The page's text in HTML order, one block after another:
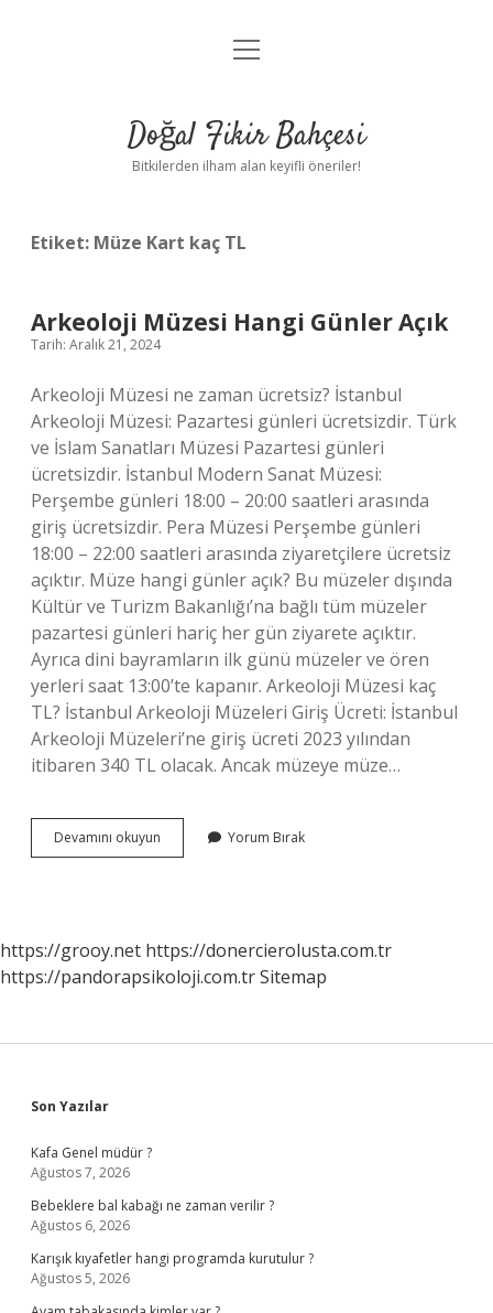
Anasayfa
Yasal Uyarı
menüyü
Doğal Fikir Bahçesi
Bitkilerden ilham alan keyifli öneriler!
Etiket: Müze Kart kaç TL
Arkeoloji Müzesi Hangi Günler Açık
Tarih: Aralık 21, 2024
Arkeoloji Müzesi ne zaman ücretsiz? İstanbul
Arkeoloji Müzesi: Pazartesi günleri ücretsizdir. Türk
ve İslam Sanatları Müzesi Pazartesi günleri
ücretsizdir. İstanbul Modern Sanat Müzesi:
Perşembe günleri 18:00 – 20:00 saatleri arasında
giriş ücretsizdir. Pera Müzesi Perşembe günleri
18:00 – 22:00 saatleri arasında ziyaretçilere ücretsiz
açıktır. Müze hangi günler açık? Bu müzeler dışında
Kültür ve Turizm Bakanlığı’na bağlı tüm müzeler
pazartesi günleri hariç her gün ziyarete açıktır.
Ayrıca dini bayramların ilk günü müzeler ve ören
yerleri saat 13:00’te kapanır. Arkeoloji Müzesi kaç
TL? İstanbul Arkeoloji Müzeleri Giriş Ücreti: İstanbul
Arkeoloji Müzeleri’ne giriş ücreti 2023 yılından
itibaren 340 TL olacak. Ancak müzeye müze…
Devamını okuyun Arkeoloji
Müzesi
Yorum Bırak
https://grooy.net https://donercierolusta.com.tr
https://pandorapsikoloji.com.trSitemap
Sidebar
Son Yazılar
Kafa Genel müdür ?
Ağustos 7, 2026
Bebeklere bal kabağı ne zaman verilir ?
Ağustos 6, 2026
Karışık kıyafetler hangi programda kurutulur ?
Ağustos 5, 2026